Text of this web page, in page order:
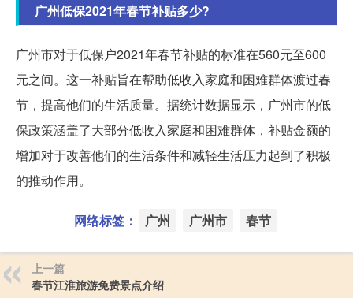
广州低保2021年春节补贴多少?
广州市对于低保户2021年春节补贴的标准在560元至600
元之间。这一补贴旨在帮助低收入家庭和困难群体渡过春
节，提高他们的生活质量。据统计数据显示，广州市的低
保政策涵盖了大部分低收入家庭和困难群体，补贴金额的
增加对于改善他们的生活条件和减轻生活压力起到了积极
的推动作用。
网络标签： 广州 广州市 春节
上一篇
春节江淮旅游免费景点介绍